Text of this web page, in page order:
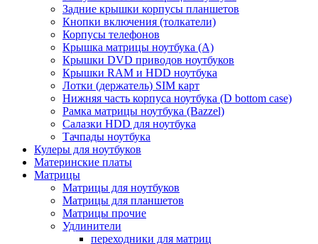
Задние крышки корпусы планшетов
Кнопки включения (толкатели)
Корпусы телефонов
Крышка матрицы ноутбука (A)
Крышки DVD приводов ноутбуков
Крышки RAM и HDD ноутбука
Лотки (держатель) SIM карт
Нижняя часть корпуса ноутбука (D bottom case)
Рамка матрицы ноутбука (Bazzel)
Салазки HDD для ноутбука
Тачпады ноутбука
Кулеры для ноутбуков
Материнские платы
Матрицы
Матрицы для ноутбуков
Матрицы для планшетов
Матрицы прочие
Удлинители
переходники для матриц